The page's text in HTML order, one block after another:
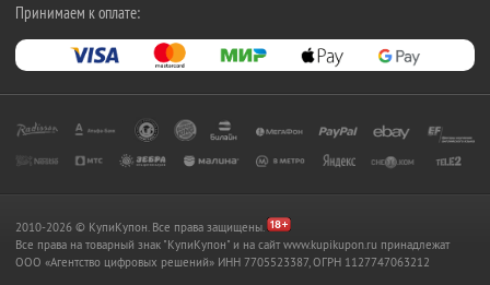
Принимаем к оплате:
2010-2026 © КупиКупон. Все права защищены.
Все права на товарный знак "КупиКупон" и на сайт www.kupikupon.ru принадлежат
OOO «Агентство цифровых решений» ИНН 7705523387, ОГРН 1127747063212